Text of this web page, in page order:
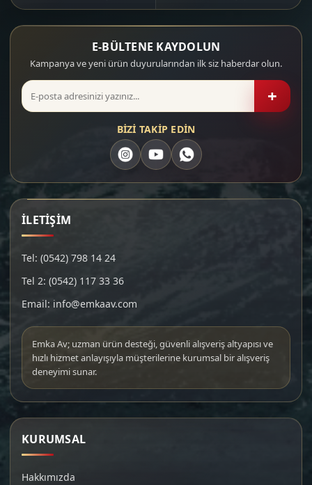
E-BÜLTENE KAYDOLUN
Kampanya ve yeni ürün duyurularından ilk siz haberdar olun.
+
BİZİ TAKİP EDİN
İLETİŞİM
Tel: (0542) 798 14 24
Tel 2: (0542) 117 33 36
Email: info@emkaav.com
Emka Av; uzman ürün desteği, güvenli alışveriş altyapısı ve
hızlı hizmet anlayışıyla müşterilerine kurumsal bir alışveriş
deneyimi sunar.
KURUMSAL
Hakkımızda